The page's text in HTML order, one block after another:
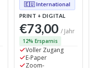
🇪🇺 International
PRINT + DIGITAL
€73,00 / Jahr
12% Ersparnis
Voller Zugang
E-Paper
Zoom-